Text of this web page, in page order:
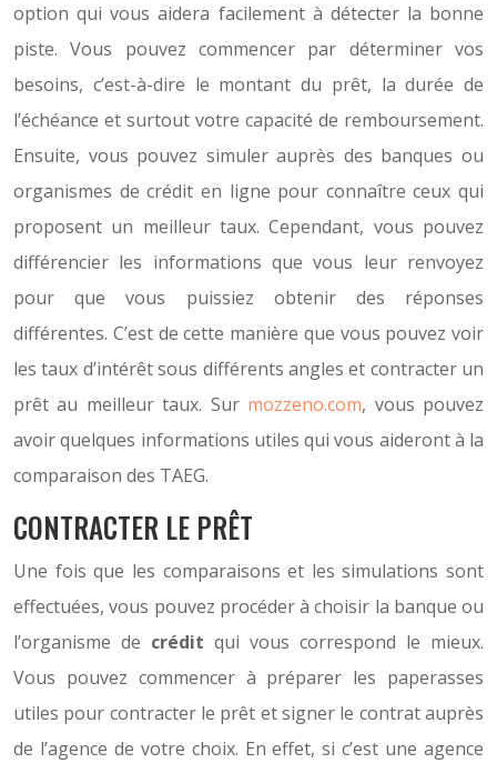
option qui vous aidera facilement à détecter la bonne
piste. Vous pouvez commencer par déterminer vos
besoins, c’est-à-dire le montant du prêt, la durée de
l’échéance et surtout votre capacité de remboursement.
Ensuite, vous pouvez simuler auprès des banques ou
organismes de crédit en ligne pour connaître ceux qui
proposent un meilleur taux. Cependant, vous pouvez
différencier les informations que vous leur renvoyez
pour que vous puissiez obtenir des réponses
différentes. C’est de cette manière que vous pouvez voir
les taux d’intérêt sous différents angles et contracter un
prêt au meilleur taux. Sur mozzeno.com, vous pouvez
avoir quelques informations utiles qui vous aideront à la
comparaison des TAEG.
CONTRACTER LE PRÊT
Une fois que les comparaisons et les simulations sont
effectuées, vous pouvez procéder à choisir la banque ou
l’organisme de crédit qui vous correspond le mieux.
Vous pouvez commencer à préparer les paperasses
utiles pour contracter le prêt et signer le contrat auprès
de l’agence de votre choix. En effet, si c’est une agence